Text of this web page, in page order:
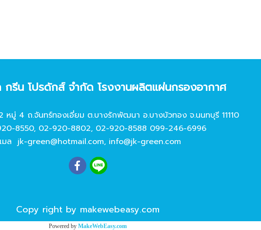
กรีน โปรดักส์ จํากัด โรงงานผลิตแผ่นกรองอากาศ
หมู่ 4 ถ.จันทร์ทองเอี่ยม ต.บางรักพัฒนา อ.บางบัวทอง จ.นนทบุรี 11110
8550, 02-920-8802, 02-920-8588 099-246-6996
มล jk-green@hotmail.com, info@jk-green.com
Copy right by makewebeasy.com
Powered by MakeWebEasy.com